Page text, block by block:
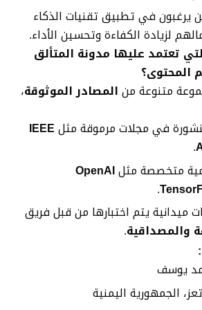
يرغبون في تطبيق تقنيات الذكاء
لزيادة الكفاءة وتحسين الأداء.
تعتمد عليها مدونة المتألق
المحتوى؟
متنوعة منالمصادر الموثوقة،
في مجلات مرموقة مثلIEEE
.
متخصصة مثلOpenAI
.
ميدانية يتم اختبارها من قبل فريق
والمصداقية.
يوسف
الجمهورية اليمنية